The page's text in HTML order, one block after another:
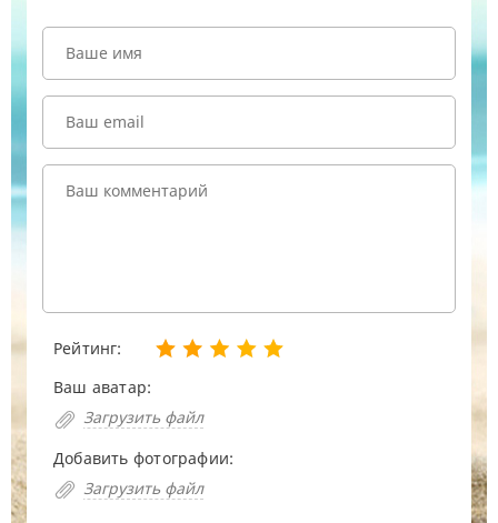
Рейтинг:
Ваш аватар:
Загрузить файл
Добавить фотографии:
Загрузить файл